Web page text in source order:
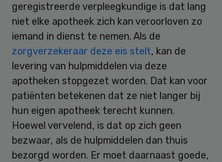
geregistreerde verpleegkundige is dat lang
niet elke apotheek zich kan veroorloven zo
iemand in dienst te nemen. Als de
zorgverzekeraar deze eis stelt, kan de
levering van hulpmiddelen via deze
apotheken stopgezet worden. Dat kan voor
patiënten betekenen dat ze niet langer bij
hun eigen apotheek terecht kunnen.
Hoewel vervelend, is dat op zich geen
bezwaar, als de hulpmiddelen dan thuis
bezorgd worden. Er moet daarnaast goede,